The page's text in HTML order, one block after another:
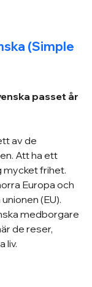
(Simple
passet år
av de
Att ha ett
mycket frihet.
Europa och
(EU).
medborgare
de reser,
liv.